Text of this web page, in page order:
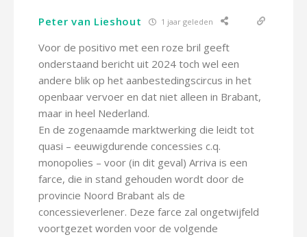
Peter van Lieshout 1 jaar geleden
Voor de positivo met een roze bril geeft
onderstaand bericht uit 2024 toch wel een
andere blik op het aanbestedingscircus in het
openbaar vervoer en dat niet alleen in Brabant,
maar in heel Nederland.
En de zogenaamde marktwerking die leidt tot
quasi – eeuwigdurende concessies c.q.
monopolies – voor (in dit geval) Arriva is een
farce, die in stand gehouden wordt door de
provincie Noord Brabant als de
concessieverlener. Deze farce zal ongetwijfeld
voortgezet worden voor de volgende